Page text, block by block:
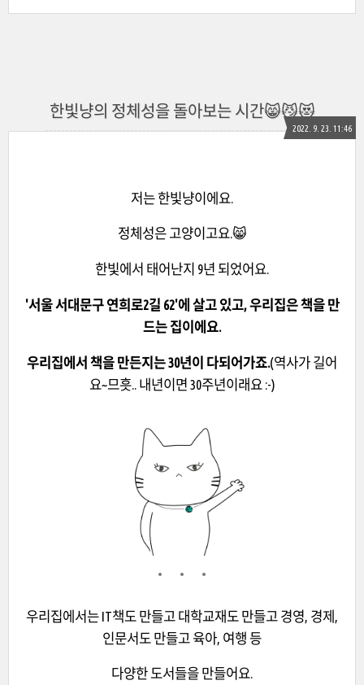
한빛냥의 정체성을 돌아보는 시간😸😼😻
2022. 9. 23. 11:46
저는 한빛냥이에요.
정체성은 고양이고요.😸
한빛에서 태어난지 9년 되었어요.
'서울 서대문구 연희로2길 62'에 살고 있고, 우리집은 책을 만
드는 집이에요.
우리집에서 책을 만든지는 30년이 다되어가죠.(역사가 길어
요~므흣.. 내년이면 30주년이래요 :-)
우리집에서는 IT책도 만들고 대학교재도 만들고 경영, 경제,
인문서도 만들고 육아, 여행 등
다양한 도서들을 만들어요.